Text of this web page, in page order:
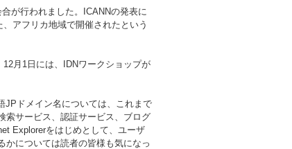
が行われました。ICANNの発表に
アフリカ地域で開催されたという
月1日には、IDNワークショップが
JPドメイン名については、これまで
索サービス、認証サービス、ブログ
Explorerをはじめとして、ユーザ
かについては読者の皆様も気になっ